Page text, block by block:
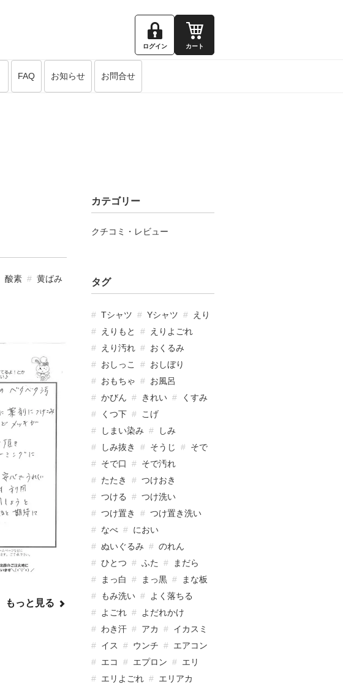
ログイン カート
FAQ お知らせ お問合せ
酸素 黄ばみ
もっと見る
カテゴリー
クチコミ・レビュー
タグ
Tシャツ Yシャツ
えり
えりもと
えりよごれ
えり汚れ
おくるみ
おしっこ
おしぼり
おもちゃ
お風呂
かびん
きれい
くすみ
くつ下
こげ
しまい染み
しみ
しみ抜き
そうじ
そで
そで口
そで汚れ
たたき
つけおき
つける
つけ洗い
つけ置き
つけ置き洗い
なべ
におい
ぬいぐるみ
のれん
ひとつ
ふた
まだら
まっ白
まっ黒
まな板
もみ洗い
よく落ちる
よごれ
よだれかけ
わき汗
アカ
イカスミ
イス
ウンチ
エアコン
エコ
エプロン
エリ
エリよごれ
エリアカ